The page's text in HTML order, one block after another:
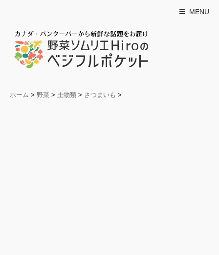
MENU
ホーム > 野菜 > 土物類 > さつまいも >